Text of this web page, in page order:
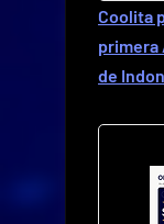
Coolita
primera
de